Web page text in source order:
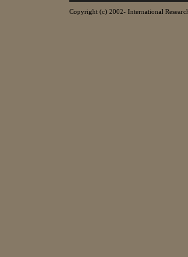
Copyright (c) 2002- International